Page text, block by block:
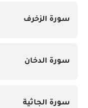
سورة الزخرف
سورة الدخان
سورة الجاثية